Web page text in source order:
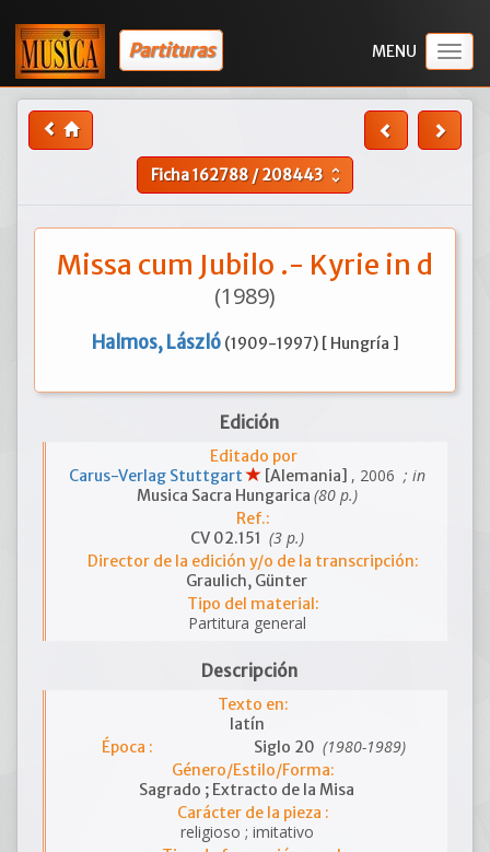
Partituras
Ficha162788/208443 unfold_more
Missa cum Jubilo .- Kyrie in d
(1989)
Halmos, László (1909-1997) [ Hungría ]
Edición
Editado por
Carus-Verlag Stuttgart
[Alemania] , 2006 ; in
Musica Sacra Hungarica (80 p.)
Ref.:
CV 02.151 (3 p.)
Director de la edición y/o de la transcripción:
Graulich, Günter
Tipo del material:
Partitura general
Descripción
Texto en:
latín
Época :
Siglo 20 (1980-1989)
Género/Estilo/Forma:
Sagrado ; Extracto de la Misa
Carácter de la pieza :
religioso ; imitativo